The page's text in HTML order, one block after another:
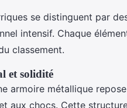
se distinguent par
intensif. Chaque
classement.
et solidité
armoire métallique
et aux chocs. Cette